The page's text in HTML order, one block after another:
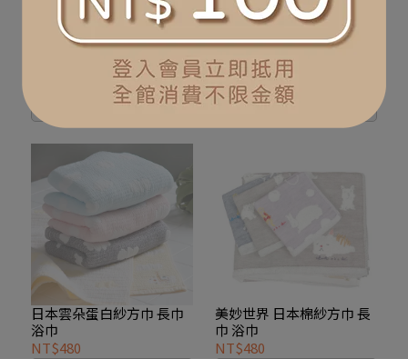
今治草木染有機棉手帕
已售完
日本紓壓貓棉紗手帕 浴巾
NT$350
已售完
日本雲朵蛋白紗方巾 長巾
浴巾
NT$480
美妙世界 日本棉紗方巾 長
巾 浴巾
NT$480